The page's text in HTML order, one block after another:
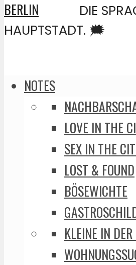
DIE
HAUPTSTADT. 🗯️
NOTES
LOVE IN THE
SEX IN THE
LOST & FOUND
BÖSEWICHTE
KLEINE IN DER